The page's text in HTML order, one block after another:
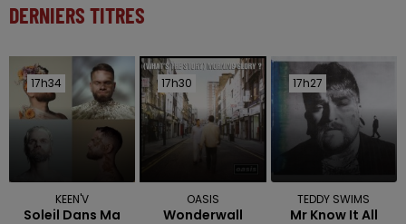
DERNIERS TITRES
17h34
17h34
KEEN'V
Soleil Dans Ma
17h30
17h30
OASIS
Wonderwall
17h27
17h27
TEDDY SWIMS
Mr Know It All